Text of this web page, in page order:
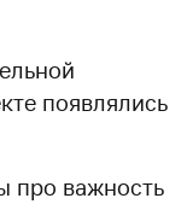
появлялись
про важность